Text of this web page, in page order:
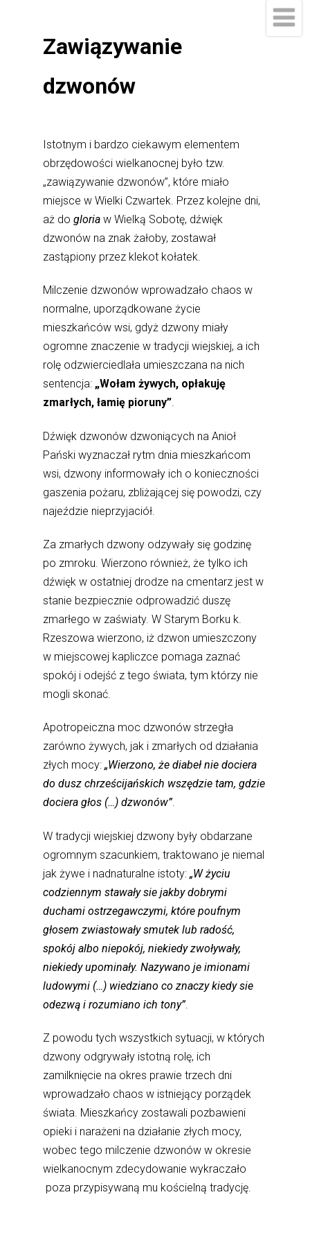
Zawiązywanie
dzwonów
Istotnym i bardzo ciekawym elementem
obrzędowości wielkanocnej było tzw.
„zawiązywanie dzwonów”, które miało
miejsce w Wielki Czwartek. Przez kolejne dni,
aż dogloria w Wielką Sobotę, dźwięk
dzwonów na znak żałoby, zostawał
zastąpiony przez klekot kołatek.
Milczenie dzwonów wprowadzało chaos w
normalne, uporządkowane życie
mieszkańców wsi, gdyż dzwony miały
ogromne znaczenie w tradycji wiejskiej, a ich
rolę odzwierciedlała umieszczana na nich
sentencja: „Wołam żywych, opłakuję
zmarłych, łamię pioruny”.
Dźwięk dzwonów dzwoniących na Anioł
Pański wyznaczał rytm dnia mieszkańcom
wsi, dzwony informowały ich o konieczności
gaszenia pożaru, zbliżającej się powodzi, czy
najeździe nieprzyjaciół.
Za zmarłych dzwony odzywały się godzinę
po zmroku. Wierzono również, że tylko ich
dźwięk w ostatniej drodze na cmentarz jest w
stanie bezpiecznie odprowadzić duszę
zmarłego w zaświaty. W Starym Borku k.
Rzeszowa wierzono, iż dzwon umieszczony
w miejscowej kapliczce pomaga zaznać
spokój i odejść z tego świata, tym którzy nie
mogli skonać.
Apotropeiczna moc dzwonów strzegła
zarówno żywych, jak i zmarłych od działania
złych mocy:„Wierzono, że diabeł nie dociera
do dusz chrześcijańskich wszędzie tam, gdzie
dociera głos (…) dzwonów”.
W tradycji wiejskiej dzwony były obdarzane
ogromnym szacunkiem, traktowano je niemal
jak żywe i nadnaturalne istoty:„W życiu
codziennym stawały sie jakby dobrymi
duchami ostrzegawczymi, które poufnym
głosem zwiastowały smutek lub radość,
spokój albo niepokój, niekiedy zwoływały,
niekiedy upominały. Nazywano je imionami
ludowymi (…) wiedziano co znaczy kiedy sie
odezwą i rozumiano ich tony”.
Z powodu tych wszystkich sytuacji, w których
dzwony odgrywały istotną rolę, ich
zamilknięcie na okres prawie trzech dni
wprowadzało chaos w istniejący porządek
świata. Mieszkańcy zostawali pozbawieni
opieki i narażeni na działanie złych mocy,
wobec tego milczenie dzwonów w okresie
wielkanocnym zdecydowanie wykraczało
poza przypisywaną mu kościelną tradycję.